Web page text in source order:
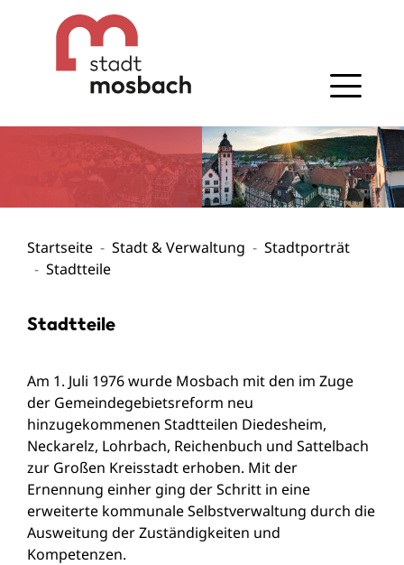
Gehe zum Navigationsbereich
Gehe zum Inhalt
Startseite Stadt & Verwaltung
Stadtporträt
Stadtteile
Stadtteile
Am 1. Juli 1976 wurde Mosbach mit den im Zuge
der Gemeindegebietsreform neu
hinzugekommenen Stadtteilen Diedesheim,
Neckarelz, Lohrbach, Reichenbuch und Sattelbach
zur Großen Kreisstadt erhoben. Mit der
Ernennung einher ging der Schritt in eine
erweiterte kommunale Selbstverwaltung durch die
Ausweitung der Zuständigkeiten und
Kompetenzen.